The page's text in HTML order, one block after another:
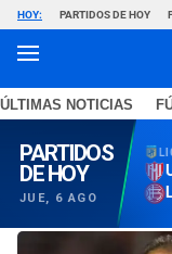
HOY: PARTIDOS DE HOY
ÚLTIMAS NOTICIAS